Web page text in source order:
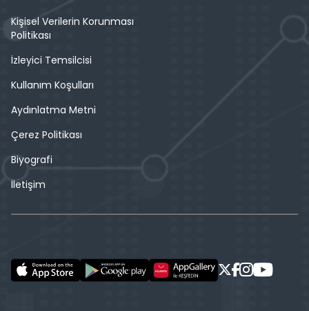
Kişisel Verilerin Korunması
Politikası
İzleyici Temsilcisi
Kullanım Koşulları
Aydınlatma Metni
Çerez Politikası
Biyografi
İletişim